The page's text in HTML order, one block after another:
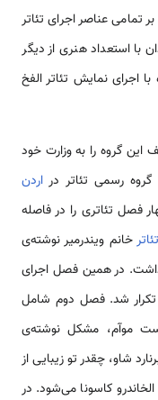
تمامی عناصر اجرای تئاتر
با استعداد هنری از دیگر
اجرای نمایش تئاتر الفخ
این گروه را به وزارت خود
رسمی تئاتر در اردن
فصل تئاتری را در فاصله
تئاترخانم ویندرمیر نوشته‌ی
در همین فصل اجرای
شده بود، تکرار شد. فصل دوم شامل
موآم، مشکل نوشته‌ی
شاو، چقدر تو زیبایی از
کاسونا می‌شود. در